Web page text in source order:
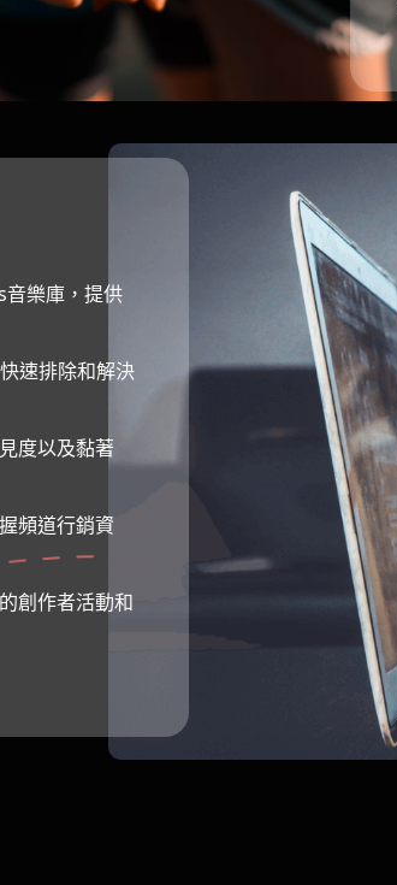
樂庫，提供
速排除和解決
度以及黏著
頻道行銷資
創作者活動和